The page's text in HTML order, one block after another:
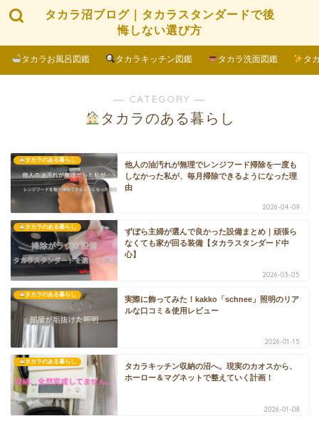
タカラ沼ブログ｜タカラスタンダードで後
悔しない選び方
タカラお風呂図鑑 タカラキッチン図鑑 タカラ洗面図鑑 タ
― CATEGORY ―
タカラのある暮らし
タカラのある暮らし
他人の油汚れが無理でレンジフード掃除を一度も
しなかった私が、毎月掃除できるようになった理
由
2026-04-09
タカラのある暮らし
ずぼら主婦が選んで良かった設備まとめ｜頑張ら
なくても家が回る装備【タカラスタンダード中
心】
2026-03-05
タカラのある暮らし
実際に飾ってみた！kakko「schnee」照明のリア
ルな口コミ＆使用レビュー
2026-01-15
タカラのある暮らし
タカラキッチン収納の沼へ。現実のカオスから、
ホーロー＆マグネットで整えていく計画！
2026-01-08